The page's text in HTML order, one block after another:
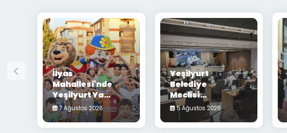
İlyas
Mahallesi'nde
Yeşilyurt Yaz
Akşamları
Coşkusu
Yaşandı
7 Ağustos 2026
Yeşilyurt
Belediye
Meclisi
Ağustos Ayı
Toplantısında
32 Gündem
5 Ağustos 2026